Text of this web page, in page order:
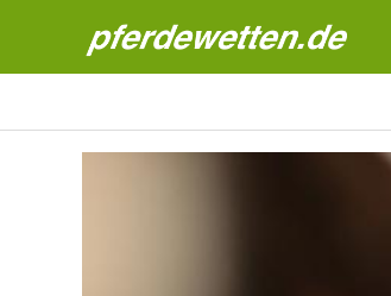
Pferdewetten News